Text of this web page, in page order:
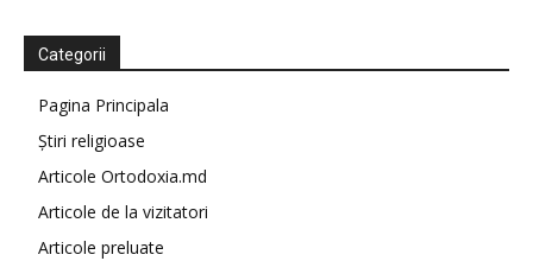
Categorii
Pagina Principala
Știri religioase
Articole Ortodoxia.md
Articole de la vizitatori
Articole preluate